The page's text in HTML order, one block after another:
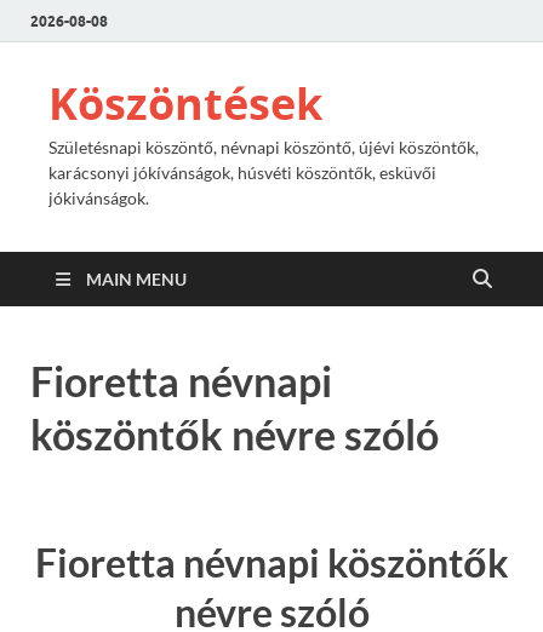
2026-08-08
Köszöntések
Születésnapi köszöntő, névnapi köszöntő, újévi köszöntők,
karácsonyi jókívánságok, húsvéti köszöntők, esküvői
jókivánságok.
MAIN MENU
Fioretta névnapi
köszöntők névre szóló
Fioretta névnapi köszöntők
névre szóló